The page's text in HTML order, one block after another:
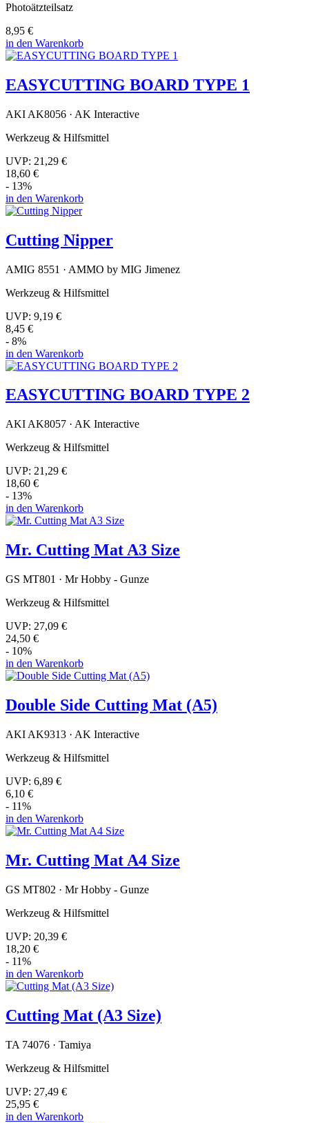
Photoätzteilsatz
8,95 €
in den Warenkorb
EASYCUTTING BOARD TYPE 1
AKI AK8056 · AK Interactive
Werkzeug & Hilfsmittel
UVP: 21,29 €
18,60 €
- 13%
in den Warenkorb
Cutting Nipper
AMIG 8551 · AMMO by MIG Jimenez
Werkzeug & Hilfsmittel
UVP: 9,19 €
8,45 €
- 8%
in den Warenkorb
EASYCUTTING BOARD TYPE 2
AKI AK8057 · AK Interactive
Werkzeug & Hilfsmittel
UVP: 21,29 €
18,60 €
- 13%
in den Warenkorb
Mr. Cutting Mat A3 Size
GS MT801 · Mr Hobby - Gunze
Werkzeug & Hilfsmittel
UVP: 27,09 €
24,50 €
- 10%
in den Warenkorb
Double Side Cutting Mat (A5)
AKI AK9313 · AK Interactive
Werkzeug & Hilfsmittel
UVP: 6,89 €
6,10 €
- 11%
in den Warenkorb
Mr. Cutting Mat A4 Size
GS MT802 · Mr Hobby - Gunze
Werkzeug & Hilfsmittel
UVP: 20,39 €
18,20 €
- 11%
in den Warenkorb
Cutting Mat (A3 Size)
TA 74076 · Tamiya
Werkzeug & Hilfsmittel
UVP: 27,49 €
25,95 €
in den Warenkorb